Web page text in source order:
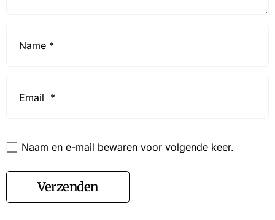
Naam en e-mail bewaren voor volgende keer.
Verzenden